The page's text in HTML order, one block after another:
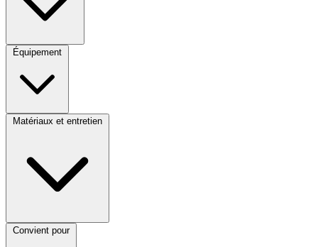
Équipement
Matériaux et entretien
Convient pour